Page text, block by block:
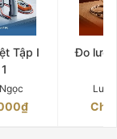
Tập I
Đo
Chỉ